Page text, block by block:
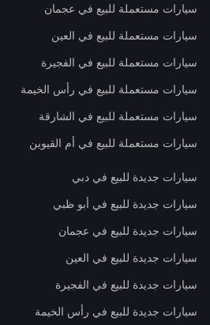
سيارات مستعملة للبيع في عجمان
سيارات مستعملة للبيع في العين
سيارات مستعملة للبيع في الفجيرة
سيارات مستعملة للبيع في رأس الخيمة
سيارات مستعملة للبيع في الشارقة
سيارات مستعملة للبيع في أم القيوين
سيارات جديدة للبيع في دبي
سيارات جديدة للبيع في أبو ظبي
سيارات جديدة للبيع في عجمان
سيارات جديدة للبيع في العين
سيارات جديدة للبيع في الفجيرة
سيارات جديدة للبيع في رأس الخيمة